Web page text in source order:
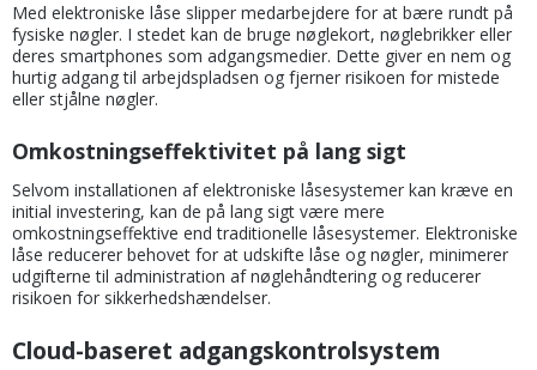
Med elektroniske låse slipper medarbejdere for at bære rundt på
fysiske nøgler. I stedet kan de bruge nøglekort, nøglebrikker eller
deres smartphones som adgangsmedier. Dette giver en nem og
hurtig adgang til arbejdspladsen og fjerner risikoen for mistede
eller stjålne nøgler.
Omkostningseffektivitet på lang sigt
Selvom installationen af elektroniske låsesystemer kan kræve en
initial investering, kan de på lang sigt være mere
omkostningseffektive end traditionelle låsesystemer. Elektroniske
låse reducerer behovet for at udskifte låse og nøgler, minimerer
udgifterne til administration af nøglehåndtering og reducerer
risikoen for sikkerhedshændelser.
Cloud-baseret adgangskontrolsystem